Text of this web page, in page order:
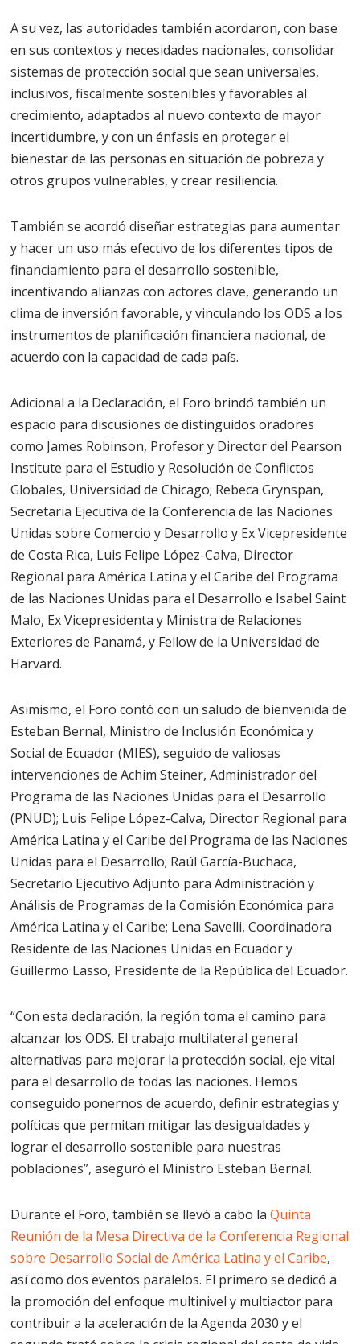
A su vez, las autoridades también acordaron, con base
en sus contextos y necesidades nacionales, consolidar
sistemas de protección social que sean universales,
inclusivos, fiscalmente sostenibles y favorables al
crecimiento, adaptados al nuevo contexto de mayor
incertidumbre, y con un énfasis en proteger el
bienestar de las personas en situación de pobreza y
otros grupos vulnerables, y crear resiliencia.
También se acordó diseñar estrategias para aumentar
y hacer un uso más efectivo de los diferentes tipos de
financiamiento para el desarrollo sostenible,
incentivando alianzas con actores clave, generando un
clima de inversión favorable, y vinculando los ODS a los
instrumentos de planificación financiera nacional, de
acuerdo con la capacidad de cada país.
Adicional a la Declaración, el Foro brindó también un
espacio para discusiones de distinguidos oradores
como James Robinson, Profesor y Director del Pearson
Institute para el Estudio y Resolución de Conflictos
Globales, Universidad de Chicago; Rebeca Grynspan,
Secretaria Ejecutiva de la Conferencia de las Naciones
Unidas sobre Comercio y Desarrollo y Ex Vicepresidente
de Costa Rica, Luis Felipe López-Calva, Director
Regional para América Latina y el Caribe del Programa
de las Naciones Unidas para el Desarrollo e Isabel Saint
Malo, Ex Vicepresidenta y Ministra de Relaciones
Exteriores de Panamá, y Fellow de la Universidad de
Harvard.
Asimismo, el Foro contó con un saludo de bienvenida de
Esteban Bernal, Ministro de Inclusión Económica y
Social de Ecuador (MIES), seguido de valiosas
intervenciones de Achim Steiner, Administrador del
Programa de las Naciones Unidas para el Desarrollo
(PNUD); Luis Felipe López-Calva, Director Regional para
América Latina y el Caribe del Programa de las Naciones
Unidas para el Desarrollo; Raúl García-Buchaca,
Secretario Ejecutivo Adjunto para Administración y
Análisis de Programas de la Comisión Económica para
América Latina y el Caribe; Lena Savelli, Coordinadora
Residente de las Naciones Unidas en Ecuador y
Guillermo Lasso, Presidente de la República del Ecuador.
“Con esta declaración, la región toma el camino para
alcanzar los ODS. El trabajo multilateral general
alternativas para mejorar la protección social, eje vital
para el desarrollo de todas las naciones. Hemos
conseguido ponernos de acuerdo, definir estrategias y
políticas que permitan mitigar las desigualdades y
lograr el desarrollo sostenible para nuestras
poblaciones”, aseguró el Ministro Esteban Bernal.
Durante el Foro, también se llevó a cabo laQuinta
Reunión de la Mesa Directiva de la Conferencia Regional
sobre Desarrollo Social de América Latina y el Caribe,
así como dos eventos paralelos. El primero se dedicó a
la promoción del enfoque multinivel y multiactor para
contribuir a la aceleración de la Agenda 2030 y el